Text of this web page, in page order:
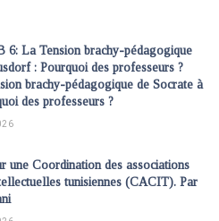
6: La Tension brachy-pédagogique
: Pourquoi des professeurs ?
brachy-pédagogique de Socrate à
des professeurs ?
une Coordination des associations
tunisiennes (CACIT). Par